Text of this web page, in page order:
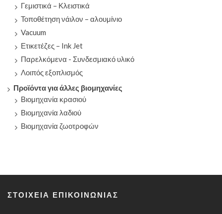
Γεμιστικά – Κλειστικά
Τοποθέτηση νάιλον – αλουμίνιο
Vacuum
Ετικετέζες – Ink Jet
Παρελκόμενα - Συνδεσμιακό υλικό
Λοιπός εξοπλισμός
Προϊόντα για άλλες βιομηχανίες
Βιομηχανία κρασιού
Βιομηχανία λαδιού
Βιομηχανία ζωοτροφών
ΣΤΟΙΧΕΊΑ ΕΠΙΚΟΙΝΩΝΊΑΣ